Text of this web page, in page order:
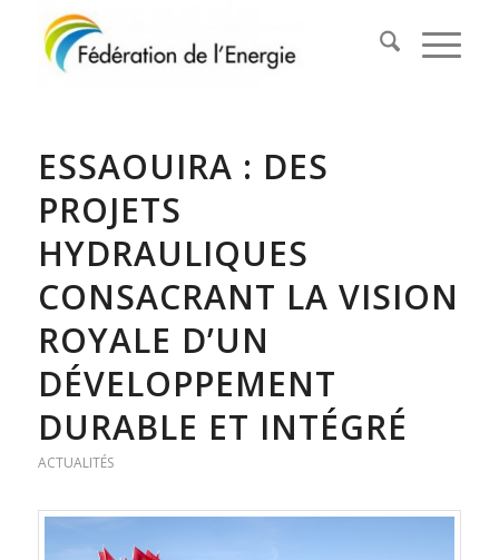
ESSAOUIRA : DES
PROJETS
HYDRAULIQUES
CONSACRANT LA VISION
ROYALE D’UN
DÉVELOPPEMENT
DURABLE ET INTÉGRÉ
ACTUALITÉS